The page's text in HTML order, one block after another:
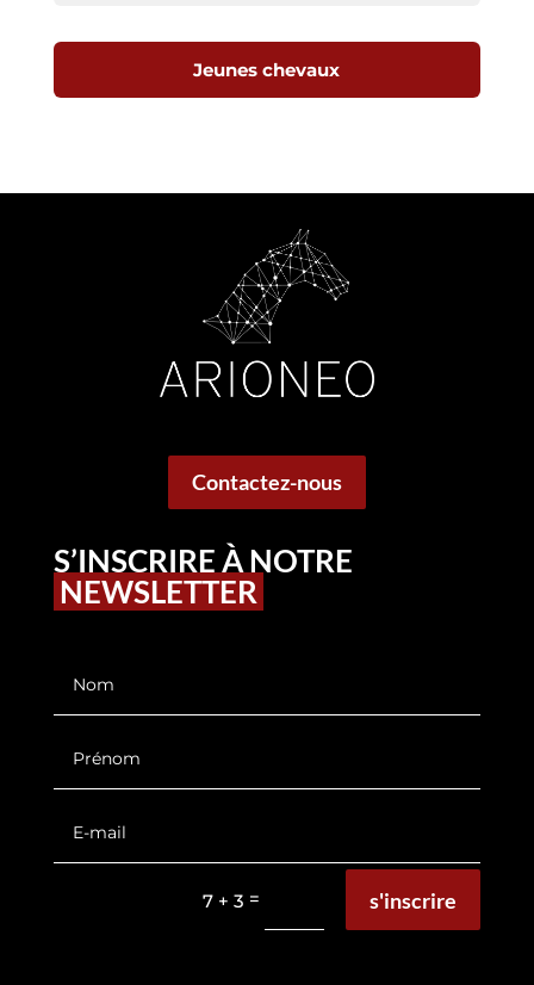
Jeunes chevaux
Contactez-nous
S’INSCRIRE À NOTRE
NEWSLETTER
7 + 3 = s'inscrire